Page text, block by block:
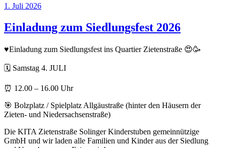
Veröffentlicht
1. Juli 2026
Einladung zum Siedlungsfest 2026
♥️Einladung zum Siedlungsfest ins Quartier Zietenstraße 😍🥳
🗓️ Samstag 4. JULI
⏰ 12.00 – 16.00 Uhr
🎯 Bolzplatz / Spielplatz Allgäustraße (hinter den Häusern der
Zieten- und Niedersachsenstraße)
Die KITA Zietenstraße Solinger Kinderstuben gemeinnützige
GmbH und wir laden alle Familien und Kinder aus der Siedlung